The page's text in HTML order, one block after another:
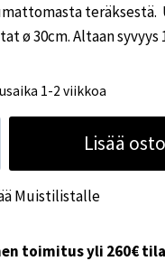
teräksestä.
ø 30cm. Altaan syvyys
1-2 viikkoa
Lisää
Muistilistalle
toimitus yli 260€